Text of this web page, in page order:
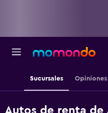
Sucursales Opiniones
Autos de renta de